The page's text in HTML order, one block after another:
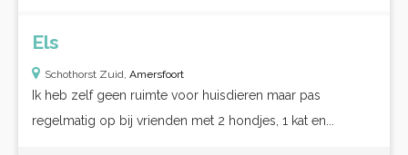
Els
Schothorst Zuid, Amersfoort
Ik heb zelf geen ruimte voor huisdieren maar pas
regelmatig op bij vrienden met 2 hondjes, 1 kat en...